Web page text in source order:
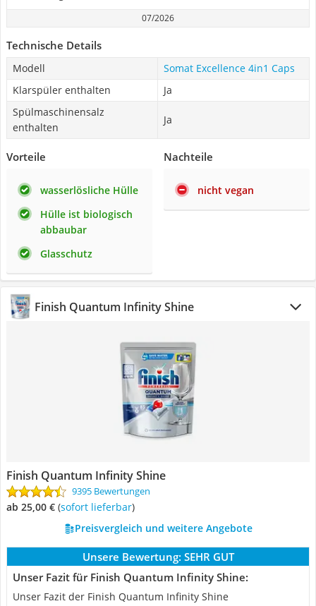
07/2026
Technische Details
Modell
Somat Excellence 4in1 Caps
Klarspüler enthalten
Ja
Spülmaschinensalz
enthalten
Ja
Vorteile
wasserlösliche Hülle
Hülle ist biologisch
abbaubar
Glasschutz
Nachteile
nicht vegan
Finish Quantum Infinity Shine
Finish Quantum Infinity Shine
9395 Bewertungen
ab 25,00 € ( Sofort lieferbar)
Preisvergleich und weitere Angebote
Unsere Bewertung: SEHR GUT
Unser Fazit für Finish Quantum Infinity Shine:
Unser Fazit der Finish Quantum Infinity Shine